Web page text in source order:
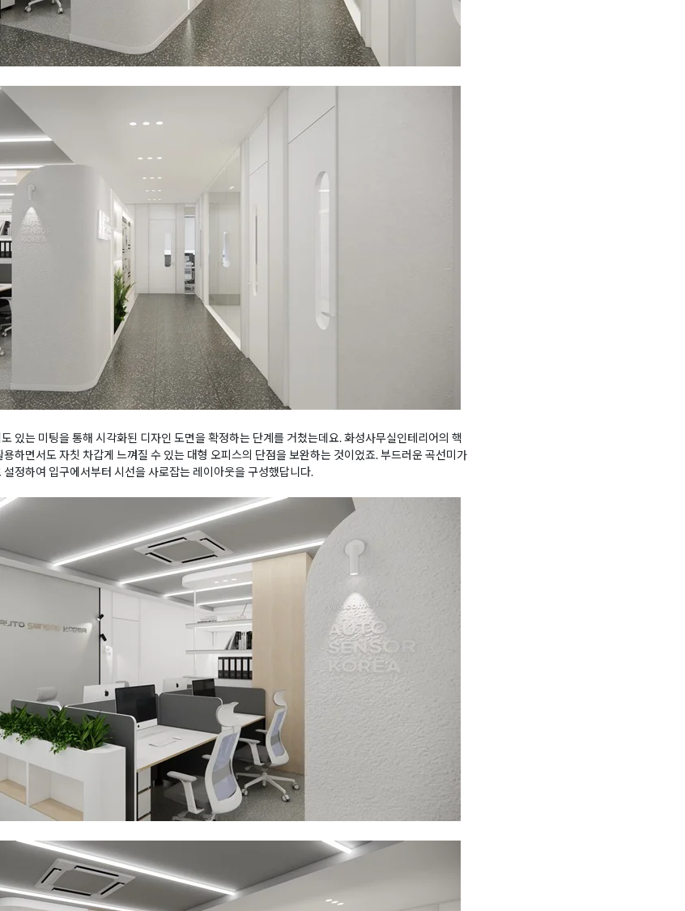
있는 미팅을 통해 시각화된 디자인 도면을 확정하는 단계를 거쳤는데요. 화성사무실인테리어의 핵
하면서도 자칫 차갑게 느껴질 수 있는 대형 오피스의 단점을 보완하는 것이었죠. 부드러운 곡선미가
정하여 입구에서부터 시선을 사로잡는 레이아웃을 구성했답니다.